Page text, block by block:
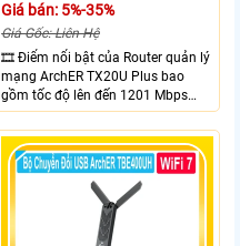
Giá bán: 5%-35%
Giá Gốc: Liên Hệ
🎞 Điểm nổi bật của Router quản lý
mạng ArchER TX20U Plus bao
gồm tốc độ lên đến 1201 Mbps
trên băng tần 5 GHz và 574 Mbps
trên băng tần 2.4 GHz. công nghệ
Band Steering, Beamforming và
Wifi 6 cung cấp hiệu suất cao và
ổn định cho mạng Wi-Fi của bạn.